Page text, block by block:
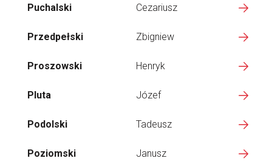
Puchalski Cezariusz
Przedpełski Zbigniew
Proszowski Henryk
Pluta Józef
Podolski Tadeusz
Poziomski Janusz